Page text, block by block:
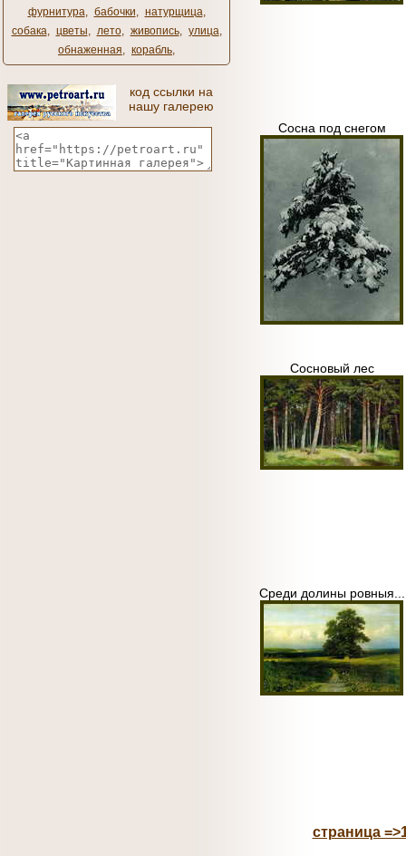
фурнитура, бабочки, натурщица,
собака, цветы, лето, живопись, улица,
обнаженная, корабль,
код ссылки на
нашу галерею
Сосна под снегом
Сосновый лес
Среди долины ровныя...
страница